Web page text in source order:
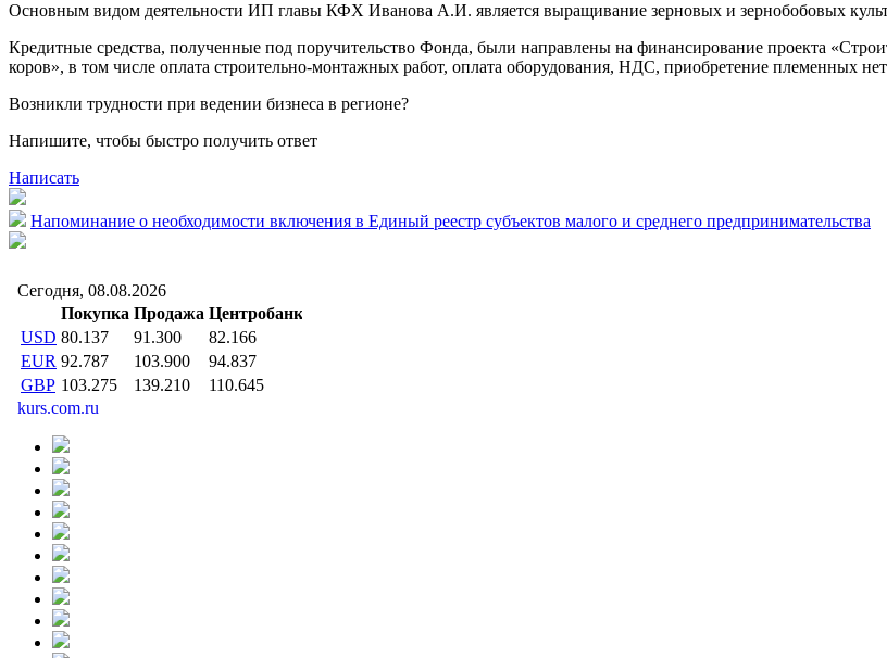
Основным видом деятельности ИП главы КФХ Иванова А.И. является выращивание зерновых и зернобобовых
Кредитные средства, полученные под поручительство Фонда, были направлены на финансирование проекта
коров», в том числе оплата строительно-монтажных работ, оплата оборудования, НДС, приобретение племенных
Возникли трудности при ведении бизнеса в регионе?
Напишите, чтобы быстро получить ответ
Написать
Напоминание о необходимости включения в Единый реестр субъектов малого и среднего предпринимательства